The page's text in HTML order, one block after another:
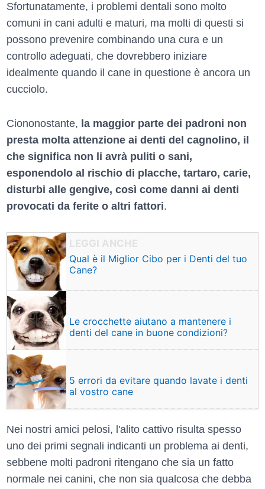
Sfortunatamente, i problemi dentali sono molto
comuni in cani adulti e maturi, ma molti di questi si
possono prevenire combinando una cura e un
controllo adeguati, che dovrebbero iniziare
idealmente quando il cane in questione è ancora un
cucciolo.
Ciononostante, la maggior parte dei padroni non
presta molta attenzione ai denti del cagnolino, il
che significa non li avrà puliti o sani,
esponendolo al rischio di placche, tartaro, carie,
disturbi alle gengive, così come danni ai denti
provocati da ferite o altri fattori.
Qual è il Miglior Cibo per i Denti del tuo
Cane?
Le crocchette aiutano a mantenere i
denti del cane in buone condizioni?
5 errori da evitare quando lavate i denti
al vostro cane
Nei nostri amici pelosi, l'alito cattivo risulta spesso
uno dei primi segnali indicanti un problema ai denti,
sebbene molti padroni ritengano che sia un fatto
normale nei canini, che non sia qualcosa che debba